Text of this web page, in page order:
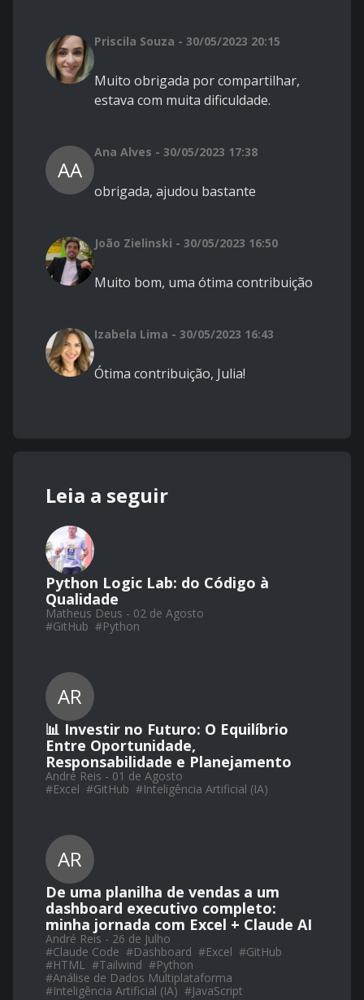
Priscila Souza - 30/05/2023 20:15
Muito obrigada por compartilhar,
estava com muita dificuldade.
AA
Ana Alves - 30/05/2023 17:38
obrigada, ajudou bastante
João Zielinski - 30/05/2023 16:50
Muito bom, uma ótima contribuição
Izabela Lima - 30/05/2023 16:43
Ótima contribuição, Julia!
Leia a seguir
Python Logic Lab: do Código à
Qualidade
Matheus Deus - 02 de Agosto
#GitHub #Python
AR
📊 Investir no Futuro: O Equilíbrio
Entre Oportunidade,
Responsabilidade e Planejamento
André Reis - 01 de Agosto
#Excel #GitHub #Inteligência Artificial (IA)
AR
De uma planilha de vendas a um
dashboard executivo completo:
minha jornada com Excel + Claude AI
André Reis - 26 de Julho
#Claude Code #Dashboard #Excel #GitHub
#HTML #Tailwind #Python
#Análise de Dados Multiplataforma
#Inteligência Artificial (IA) #JavaScript